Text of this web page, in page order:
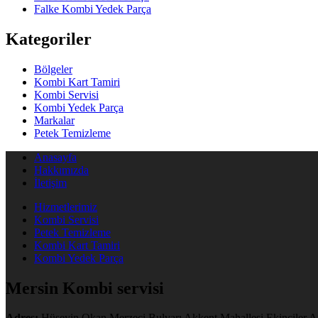
Falke Kombi Yedek Parça
Kategoriler
Bölgeler
Kombi Kart Tamiri
Kombi Servisi
Kombi Yedek Parça
Markalar
Petek Temizleme
Anasayfa
Hakkımızda
İletişim
Hizmetlerimiz
Kombi Servisi
Petek Temizleme
Kombi Kart Tamiri
Kombi Yedek Parça
Mersin Kombi servisi